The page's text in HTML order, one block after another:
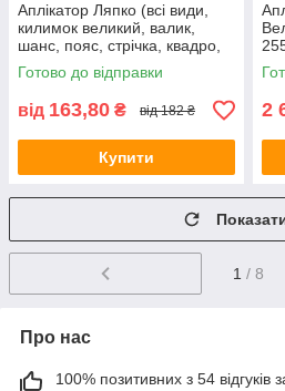
Аплікатор Ляпко (всі види,
килимок великий, валик,
шанс, пояс, стрічка, квадро,
устілки)
Готово до відправки
від 163,80 ₴ від 182 ₴
Купити
2
1 / 8
Про нас
100% позитивних з 54 відгуків